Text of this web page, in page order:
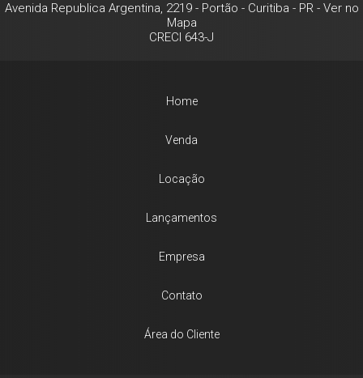
Avenida Republica Argentina, 2219- Portão - Curitiba - PR- Ver no
Mapa
CRECI 643-J
Home
Venda
Locação
Lançamentos
Empresa
Contato
Área do Cliente